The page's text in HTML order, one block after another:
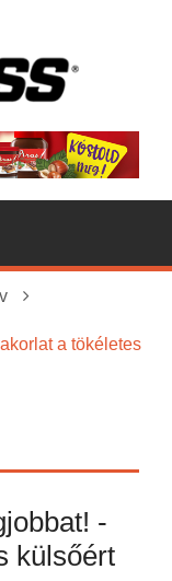
a tökéletes
-
külsőért